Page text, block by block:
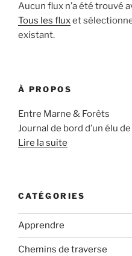
Aucun flux n’a été trouvé
Tous les fluxet
existant.
À PROPOS
Entre Marne & Forêts
Journal de bord d’un élu
Lire la suite
CATÉGORIES
Apprendre
Chemins de traverse